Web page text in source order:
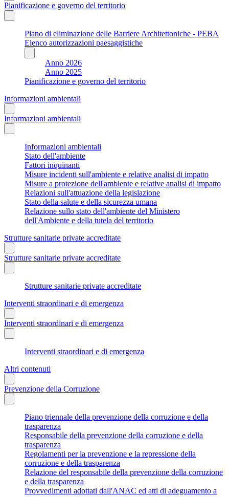
Pianificazione e governo del territorio
Piano di eliminazione delle Barriere Architettoniche - PEBA
Elenco autorizzazioni paesaggistiche
Anno 2026
Anno 2025
Pianificazione e governo del territorio
Informazioni ambientali
Informazioni ambientali
Informazioni ambientali
Stato dell'ambiente
Fattori inquinanti
Misure incidenti sull'ambiente e relative analisi di impatto
Misure a protezione dell'ambiente e relative analisi di impatto
Relazioni sull'attuazione della legislazione
Stato della salute e della sicurezza umana
Relazione sullo stato dell'ambiente del Ministero
dell'Ambiente e della tutela del territorio
Strutture sanitarie private accreditate
Strutture sanitarie private accreditate
Strutture sanitarie private accreditate
Interventi straordinari e di emergenza
Interventi straordinari e di emergenza
Interventi straordinari e di emergenza
Altri contenuti
Prevenzione della Corruzione
Piano triennale della prevenzione della corruzione e della
trasparenza
Responsabile della prevenzione della corruzione e della
trasparenza
Regolamenti per la prevenzione e la repressione della
corruzione e della trasparenza
Relazione del responsabile della prevenzione della corruzione
e della trasparenza
Provvedimenti adottati dall'ANAC ed atti di adeguamento a